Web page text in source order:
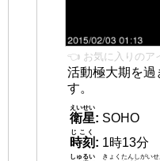
👈 お気に入りのア
活動極大期を
す。
衛星
えいせい
: SOHO
時刻
じこく
: 1時13分
しゅるい きょくたんしがい